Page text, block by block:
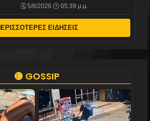
🗓️ 5/8/2026 🕒 05:39 μ.μ.
ΕΙΔΗΣΕΙΣ
🟡 GOSSIP